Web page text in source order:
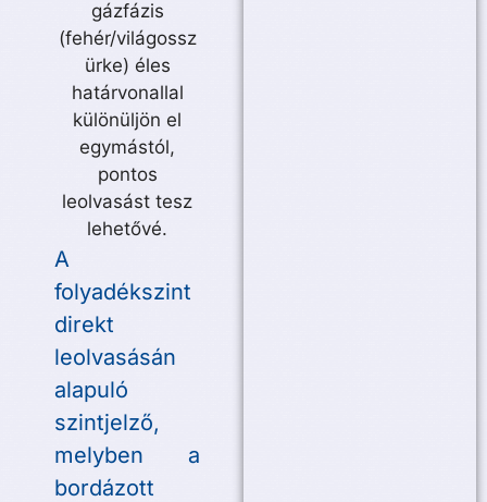
A
folyadékszint
direkt
leolvasásán
alapuló
szintjelző,
melyben a
bordázott